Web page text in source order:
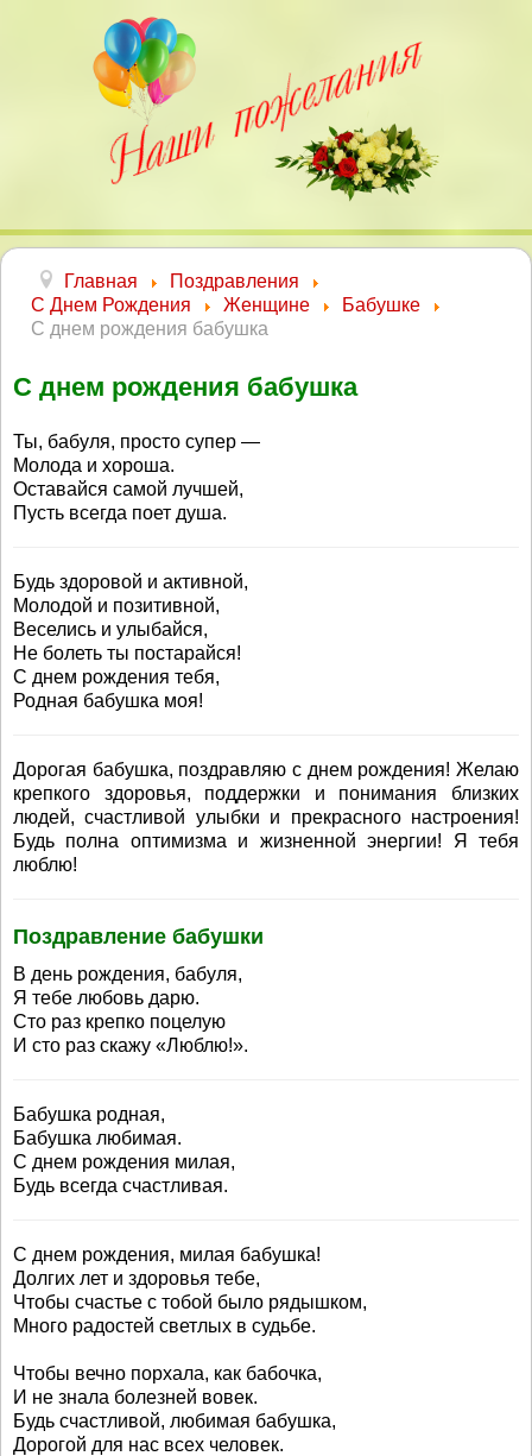
Главная
Поздравления
С Днем Рождения
Женщине
Бабушке
С днем рождения бабушка
С днем рождения бабушка
Ты, бабуля, просто супер —
Молода и хороша.
Оставайся самой лучшей,
Пусть всегда поет душа.
Будь здоровой и активной,
Молодой и позитивной,
Веселись и улыбайся,
Не болеть ты постарайся!
С днем рождения тебя,
Родная бабушка моя!
Дорогая бабушка, поздравляю с днем рождения! Желаю
крепкого здоровья, поддержки и понимания близких
людей, счастливой улыбки и прекрасного настроения!
Будь полна оптимизма и жизненной энергии! Я тебя
люблю!
Поздравление бабушки
В день рождения, бабуля,
Я тебе любовь дарю.
Сто раз крепко поцелую
И сто раз скажу «Люблю!».
Бабушка родная,
Бабушка любимая.
С днем рождения милая,
Будь всегда счастливая.
С днем рождения, милая бабушка!
Долгих лет и здоровья тебе,
Чтобы счастье с тобой было рядышком,
Много радостей светлых в судьбе.
Чтобы вечно порхала, как бабочка,
И не знала болезней вовек.
Будь счастливой, любимая бабушка,
Дорогой для нас всех человек.